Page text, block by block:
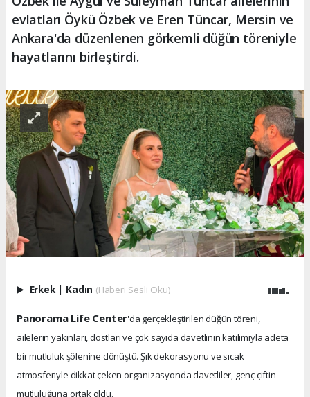
evlatları Öykü Özbek ve Eren Tüncar, Mersin ve
Ankara'da düzenlenen görkemli düğün töreniyle
hayatlarını birleştirdi.
Erkek Kadın (Haberi Sesli Oku)
Panorama Life Center'da gerçekleştirilen düğün töreni,
ailelerin yakınları, dostları ve çok sayıda davetlinin katılımıyla adeta
bir mutluluk şölenine dönüştü. Şık dekorasyonu ve sıcak
atmosferiyle dikkat çeken organizasyonda davetliler, genç çiftin
mutluluğuna ortak oldu.